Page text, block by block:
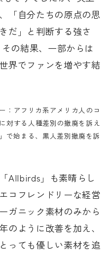
「自分たちの原点の思
だ」と判断する強さ
の結果、一部からは
界でファンを増やす結
：アフリカ系アメリカ人のコ
対する人種差別の撤廃を訴え
で始まる、黒人差別撤廃を訴
Allbirds」も素晴らし
コフレンドリーな経営
ガニック素材のみから
のように改善を加え、
っても優しい素材を追